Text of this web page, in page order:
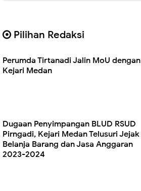
Pilihan Redaksi
Perumda Tirtanadi Jalin MoU dengan
Kejari Medan
Dugaan Penyimpangan BLUD RSUD
Pirngadi, Kejari Medan Telusuri Jejak
Belanja Barang dan Jasa Anggaran
2023-2024